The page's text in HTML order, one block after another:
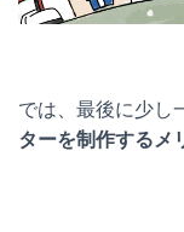
では、最後に少し
ターを制作するメ